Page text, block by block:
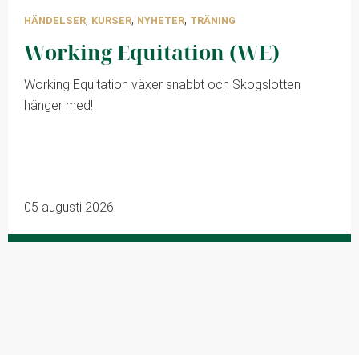
HÄNDELSER, KURSER, NYHETER, TRÄNING
Working Equitation (WE)
Working Equitation växer snabbt och Skogslotten
hänger med!
05 augusti 2026